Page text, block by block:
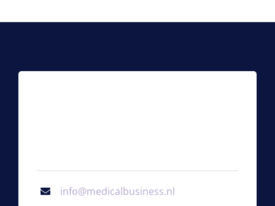
info@medicalbusiness.nl